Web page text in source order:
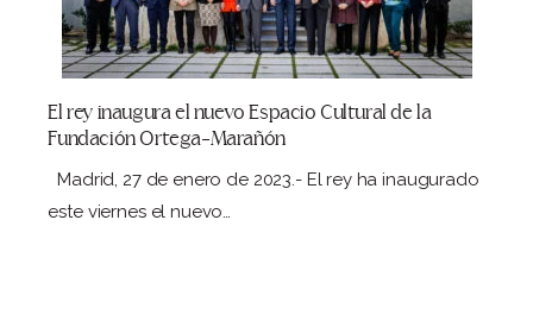
El rey inaugura el nuevo Espacio Cultural de la
Fundación Ortega-Marañón
Madrid, 27 de enero de 2023.- El rey ha inaugurado
este viernes el nuevo…